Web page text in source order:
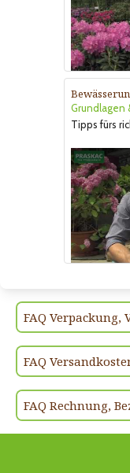
Grundlagen
Tipps fürs
FAQ Verpackung,
FAQ
FAQ Rechnung,